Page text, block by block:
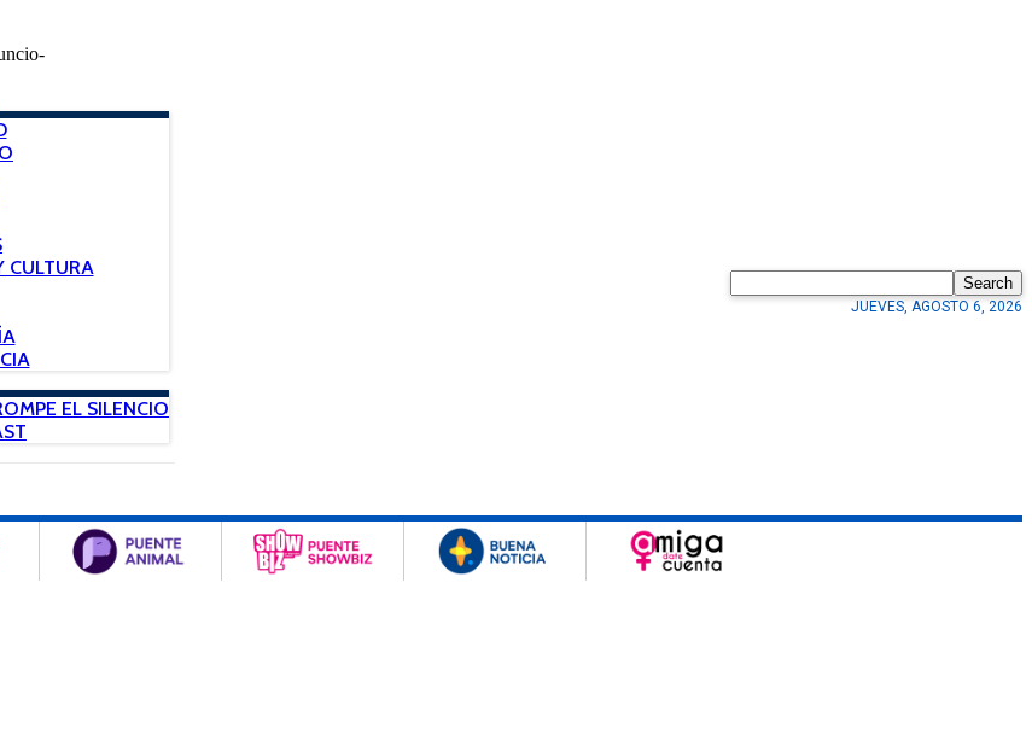
CULTURA
EL SILENCIO
Search
JUEVES, AGOSTO 6, 2026